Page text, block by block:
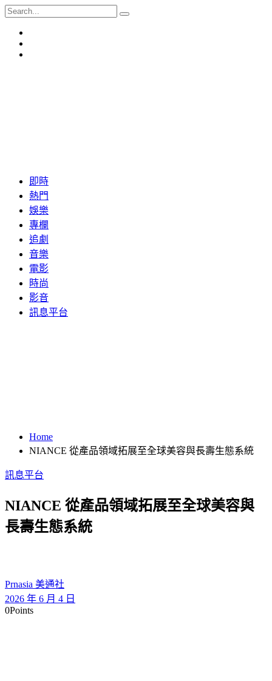
即時
熱門
娛樂
專欄
追劇
音樂
電影
時尚
影音
訊息平台
Home
NIANCE 從產品領域拓展至全球美容與長壽生態系統
訊息平台
NIANCE 從產品領域拓展至全球美容與
長壽生態系統
Prnasia 美通社
2026 年 6 月 4 日
0Points